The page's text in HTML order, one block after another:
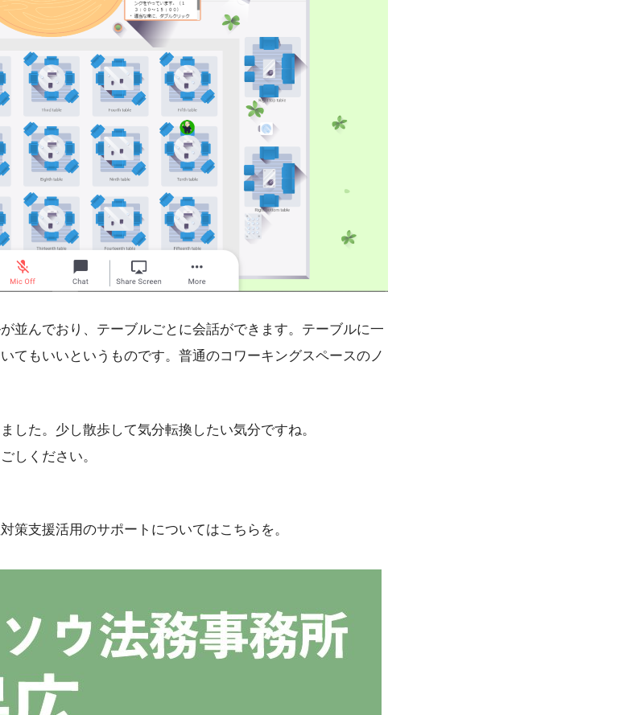
並んでおり、テーブルごとに会話ができます。テーブルに一
てもいいというものです。普通のコワーキングスペースのノ
した。少し散歩して気分転換したい気分ですね。
しください。
策支援活用のサポートについてはこちらを。